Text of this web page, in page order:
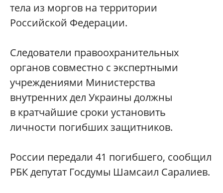
тела из моргов на территории
Российской Федерации.
Следователи правоохранительных
органов совместно с экспертными
учреждениями Министерства
внутренних дел Украины должны
в кратчайшие сроки установить
личности погибших защитников.
России передали 41 погибшего, сообщил
РБК депутат Госдумы Шамсаил Саралиев.